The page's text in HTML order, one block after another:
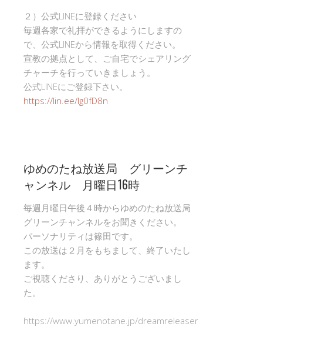
２）公式LINEに登録ください
毎週各家で礼拝ができるようにしますの
で、公式LINEから情報を取得ください。
宣教の拠点として、ご自宅でシェアリング
チャーチを行っていきましょう。
公式LINEにご登録下さい。
https://lin.ee/Ig0fD8n
ゆめのたね放送局 グリーンチ
ャンネル 月曜日16時
毎週月曜日午後４時からゆめのたね放送局
グリーンチャンネルをお聞きください。
パーソナリティは篠田です。
この放送は２月をもちまして、終了いたし
ます。
ご視聴くださり、ありがとうございまし
た。
https://www.yumenotane.jp/dreamreleaser